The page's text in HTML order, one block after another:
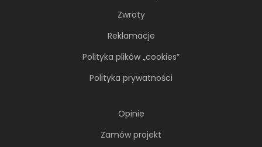
Zwroty
Reklamacje
Polityka plików „cookies”
Polityka prywatności
Opinie
Zamów projekt